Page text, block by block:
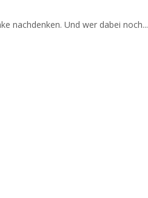
nachdenken. Und wer dabei noch...